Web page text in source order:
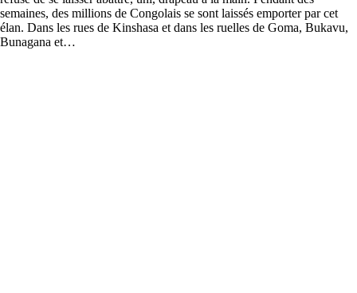
semaines, des millions de Congolais se sont laissés emporter par cet
élan. Dans les rues de Kinshasa et dans les ruelles de Goma, Bukavu,
Bunagana et…